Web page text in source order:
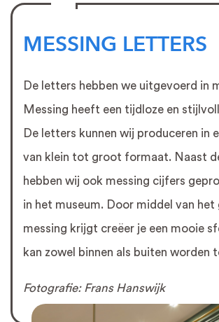
MESSING LETTERS
De letters hebben we uitgevoerd in
Messing heeft een tijdloze en
De letters kunnen wij produceren in
van klein tot groot formaat. Naast
hebben wij ook messing cijfers
in het museum. Door middel van het
messing krijgt creëer je een mooie
kan zowel binnen als buiten worden
Fotografie: Frans Hanswijk